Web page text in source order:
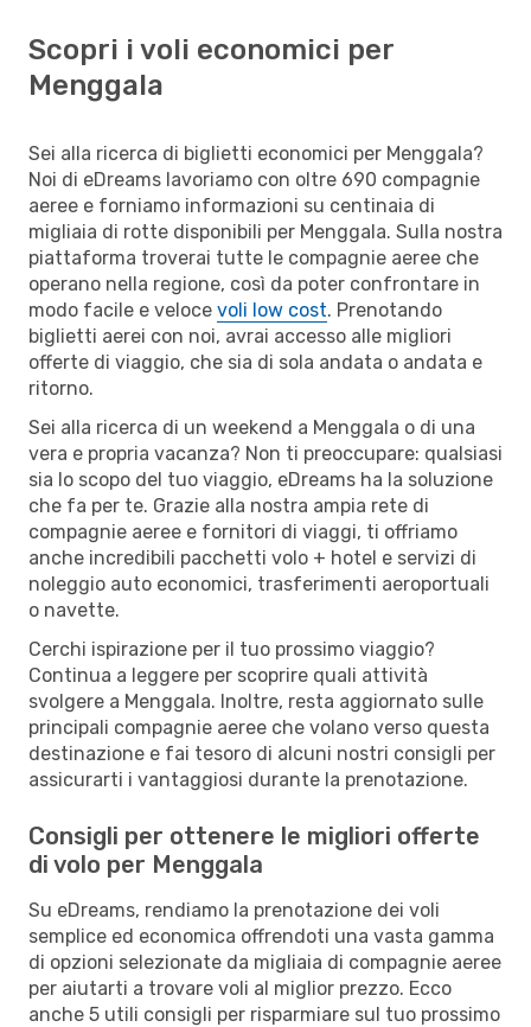
Scopri i voli economici per
Menggala
Sei alla ricerca di biglietti economici per Menggala?
Noi di eDreams lavoriamo con oltre 690 compagnie
aeree e forniamo informazioni su centinaia di
migliaia di rotte disponibili per Menggala. Sulla nostra
piattaforma troverai tutte le compagnie aeree che
operano nella regione, così da poter confrontare in
modo facile e veloce voli low cost. Prenotando
biglietti aerei con noi, avrai accesso alle migliori
offerte di viaggio, che sia di sola andata o andata e
ritorno.
Sei alla ricerca di un weekend a Menggala o di una
vera e propria vacanza? Non ti preoccupare: qualsiasi
sia lo scopo del tuo viaggio, eDreams ha la soluzione
che fa per te. Grazie alla nostra ampia rete di
compagnie aeree e fornitori di viaggi, ti offriamo
anche incredibili pacchetti volo + hotel e servizi di
noleggio auto economici, trasferimenti aeroportuali
o navette.
Cerchi ispirazione per il tuo prossimo viaggio?
Continua a leggere per scoprire quali attività
svolgere a Menggala. Inoltre, resta aggiornato sulle
principali compagnie aeree che volano verso questa
destinazione e fai tesoro di alcuni nostri consigli per
assicurarti i vantaggiosi durante la prenotazione.
Consigli per ottenere le migliori offerte
di volo per Menggala
Su eDreams, rendiamo la prenotazione dei voli
semplice ed economica offrendoti una vasta gamma
di opzioni selezionate da migliaia di compagnie aeree
per aiutarti a trovare voli al miglior prezzo. Ecco
anche 5 utili consigli per risparmiare sul tuo prossimo